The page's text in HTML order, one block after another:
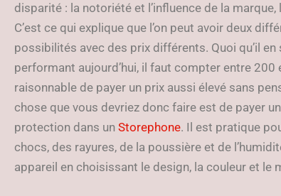
disparité : la notoriété et l’influence de la
C’est ce qui explique que l’on peut avoir deux
possibilités avec des prix différents. Quoi qu’il
performant aujourd’hui, il faut compter entre 200
raisonnable de payer un prix aussi élevé sans
chose que vous devriez donc faire est de payer
protection dans un Storephone. Il est pratique
chocs, des rayures, de la poussière et de
appareil en choisissant le design, la couleur et le